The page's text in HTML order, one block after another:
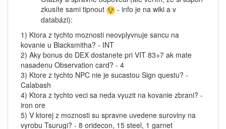
zkusíte sami tipnout
- info je na wiki a v
databázi):
1) Ktora z tychto moznosti neovplyvnuje sancu na
kovanie u Blacksmitha? - INT
2) Aky bonus do DEX dostanete pri VIT 83+7 ak mate
nasadenu Observation card? - 4
3) Ktore z tychto NPC nie je sucastou Sign questu? -
Calabash
4) Ktora z tychto veci sa neda vyuzit na kovanie zbrani? -
iron ore
5) V ktorej z moznosti su spravne uvedene suroviny na
vyrobu Tsurugi? - 8 oridecon, 15 steel, 1 garnet